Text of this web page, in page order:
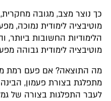
כך נוצר מצב, מגובה
מוטיבציה לימודית נמוכה,
הלימודיות החשובות ביותר,
מוטיבציה לימודית גבוהה
מה התוצאה? אם פעם רמת
מתפלגת בצורת פעמון,
לעבר התפלגות בצורה של